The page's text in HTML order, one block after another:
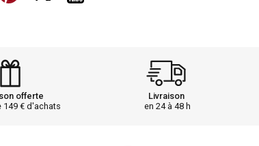
offerte
149 € d'achats
Livraison
en 24 à 48 h